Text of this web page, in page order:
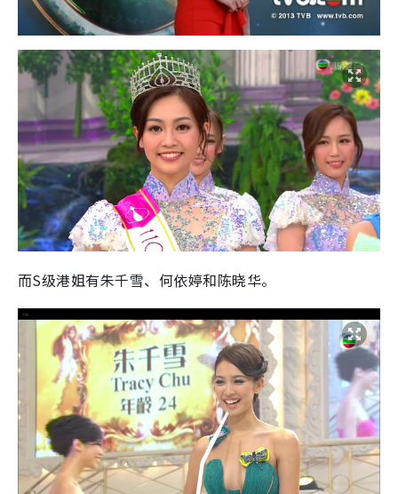
而S级港姐有朱千雪、何依婷和陈晓华。